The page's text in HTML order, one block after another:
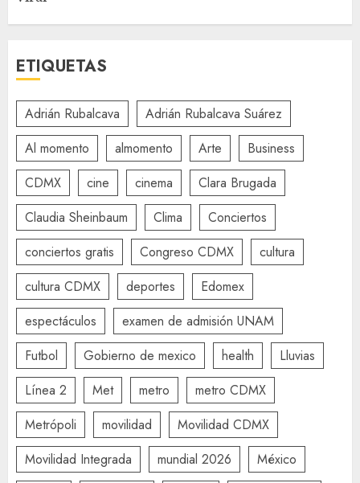
ETIQUETAS
Adrián Rubalcava
Adrián Rubalcava Suárez
Al momento
almomento Arte
Business
CDMX
cine cinema
Clara Brugada
Claudia Sheinbaum
Clima
Conciertos
conciertos gratis
Congreso CDMX
cultura
cultura CDMX
deportes
Edomex
espectáculos
examen de admisión UNAM
Futbol
Gobierno de mexico health
Lluvias
Línea 2
Met metro
metro CDMX
Metrópoli
movilidad
Movilidad CDMX
Movilidad Integrada
mundial 2026
México